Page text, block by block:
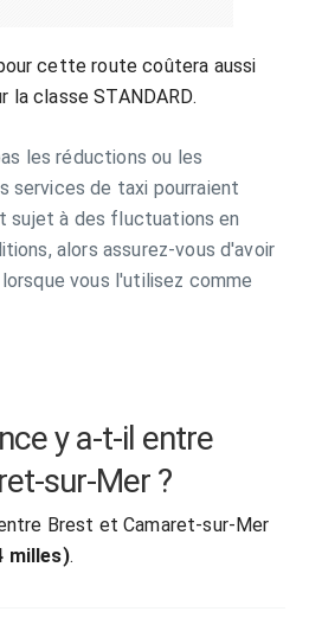
cette route coûtera aussi
la classe STANDARD.
les réductions ou les
services de taxi pourraient
sujet à des fluctuations en
alors assurez-vous d'avoir
vous l'utilisez comme
y a-t-il entre
sur-Mer ?
Brest et Camaret-sur-Mer
milles).